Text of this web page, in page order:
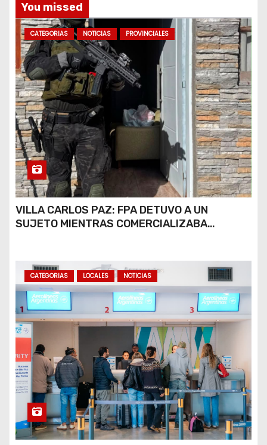
You missed
CATEGORIAS NOTICIAS PROVINCIALES
VILLA CARLOS PAZ: FPA DETUVO A UN
SUJETO MIENTRAS COMERCIALIZABA
CATEGORIAS LOCALES NOTICIAS